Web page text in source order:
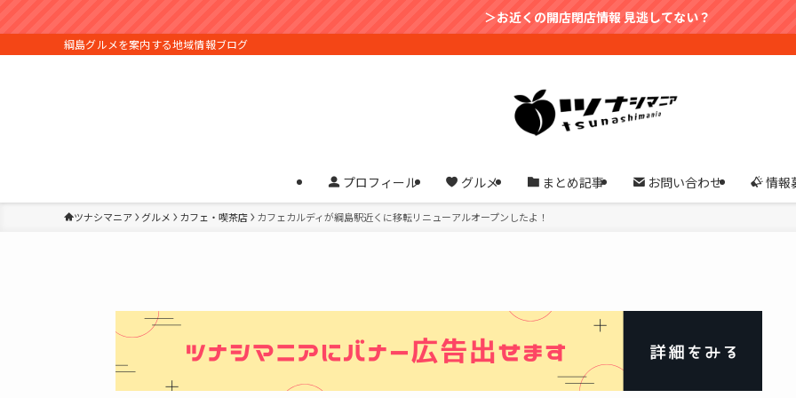
＞お近くの開店閉店情報 見逃してない？
綱島グルメを案内する地域情報ブログ
プロフィール グルメ まとめ記事 お問い合わせ 情報
ツナシマニア グルメ カフェ・喫茶店 カフェカルディが綱島駅近くに移転リニューアルオープンしたよ！